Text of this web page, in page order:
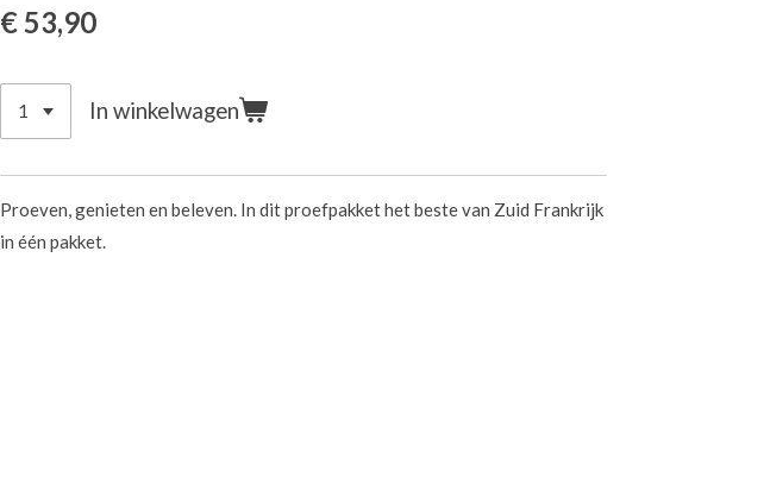
€ 53,90
In winkelwagen
Proeven, genieten en beleven. In dit proefpakket het beste van Zuid Frankrijk
in één pakket.